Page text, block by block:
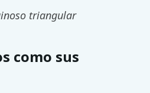
triangular
como sus